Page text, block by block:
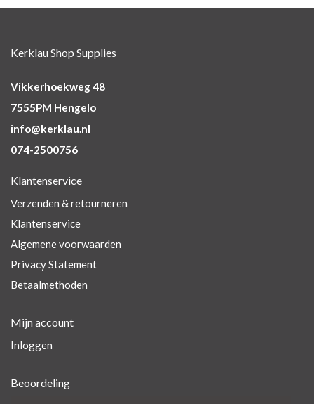
Kerklau Shop Supplies
Vikkerhoekweg 48
7555PM Hengelo
info@kerklau.nl
074-2500756
Klantenservice
Verzenden & retourneren
Klantenservice
Algemene voorwaarden
Privacy Statement
Betaalmethoden
Mijn account
Inloggen
Beoordeling